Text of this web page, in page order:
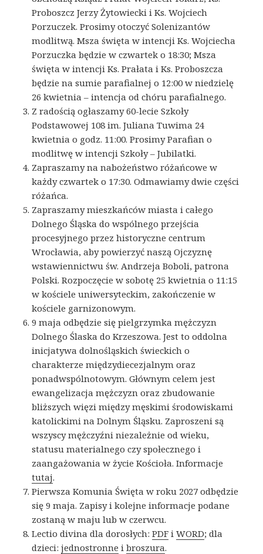
Proboszcz Jerzy Żytowiecki i Ks. Wojciech
Porzuczek. Prosimy otoczyć Solenizantów
modlitwą. Msza święta w intencji Ks. Wojciecha
Porzuczka będzie w czwartek o 18:30; Msza
święta w intencji Ks. Prałata i Ks. Proboszcza
będzie na sumie parafialnej o 12:00 w niedzielę
26 kwietnia – intencja od chóru parafialnego.
Z radością ogłaszamy 60-lecie Szkoły
Podstawowej 108 im. Juliana Tuwima 24
kwietnia o godz. 11:00. Prosimy Parafian o
modlitwę w intencji Szkoły – Jubilatki.
Zapraszamy na nabożeństwo różańcowe w
każdy czwartek o 17:30. Odmawiamy dwie części
różańca.
Zapraszamy mieszkańców miasta i całego
Dolnego Śląska do wspólnego przejścia
procesyjnego przez historyczne centrum
Wrocławia, aby powierzyć naszą Ojczyznę
wstawiennictwu św. Andrzeja Boboli, patrona
Polski. Rozpoczęcie w sobotę 25 kwietnia o 11:15
w kościele uniwersyteckim, zakończenie w
kościele garnizonowym.
9 maja odbędzie się pielgrzymka mężczyzn
Dolnego Ślaska do Krzeszowa. Jest to oddolna
inicjatywa dolnośląskich świeckich o
charakterze międzydiecezjalnym oraz
ponadwspólnotowym. Głównym celem jest
ewangelizacja mężczyzn oraz zbudowanie
bliższych więzi między męskimi środowiskami
katolickimi na Dolnym Śląsku. Zaproszeni są
wszyscy mężczyźni niezależnie od wieku,
statusu materialnego czy społecznego i
zaangażowania w życie Kościoła. Informacje
tutaj.
Pierwsza Komunia Święta w roku 2027 odbędzie
się 9 maja. Zapisy i kolejne informacje podane
zostaną w maju lub w czerwcu.
Lectio divina dla dorosłych:PDF iWORD; dla
dzieci:jednostronne ibroszura.